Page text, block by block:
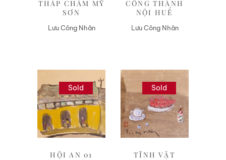
THÁP CHÀM MỸ
SƠN
Lưu Công Nhân
CỔNG THÀNH
NỘI HUẾ
Lưu Công Nhân
Sold
Liên hệ
HỘI AN 01
Sold
Liên hệ
TĨNH VẬT